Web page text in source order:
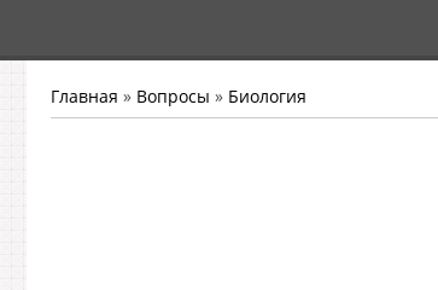
Главная » Вопросы » Биология